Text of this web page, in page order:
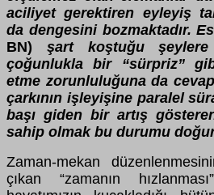
aciliyet gerektiren eyleyiş
da dengesini bozmaktadır.
BN) şart koştuğu
çoğunlukla bir “sürpriz”
etme zorunluluğuna da
çarkının işleyişine paralel
başı giden bir artış
sahip olmak bu durumu
Zaman-mekan
çıkan “zamanın